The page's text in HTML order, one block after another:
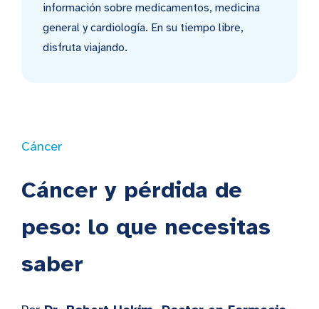
información sobre medicamentos, medicina
general y cardiología. En su tiempo libre,
disfruta viajando.
Cáncer
Cáncer y pérdida de
peso: lo que necesitas
saber